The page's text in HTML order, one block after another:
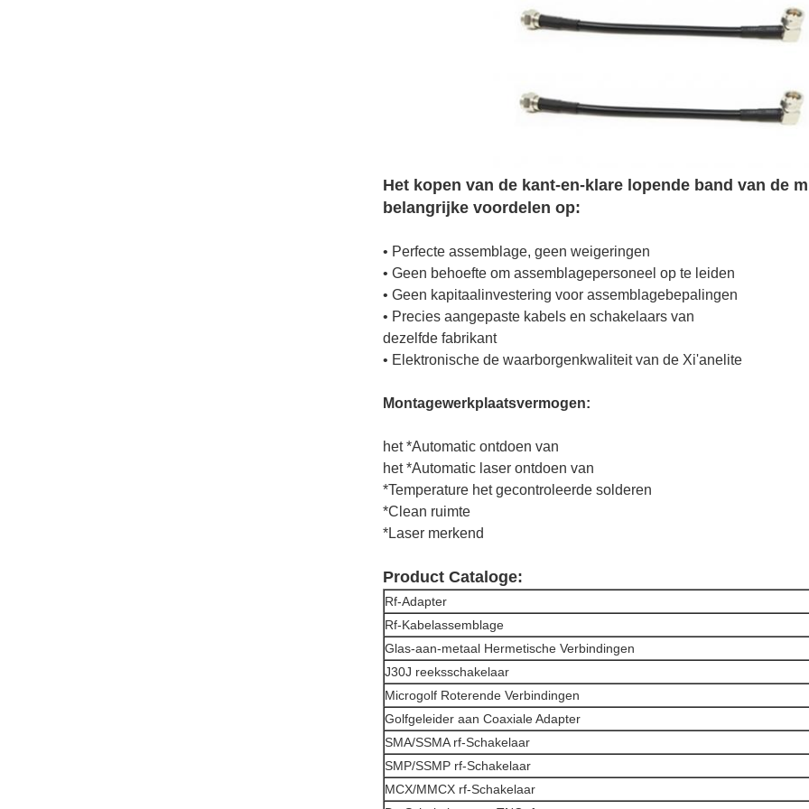
Het kopen van de kant-en-klare lopende band van de
belangrijke voordelen op:
• Perfecte assemblage, geen weigeringen
• Geen behoefte om assemblagepersoneel op te leiden
• Geen kapitaalinvestering voor assemblagebepalingen
• Precies aangepaste kabels en schakelaars van
dezelfde fabrikant
• Elektronische de waarborgenkwaliteit van de Xi'anelite
Montagewerkplaatsvermogen:
het *Automatic ontdoen van
het *Automatic laser ontdoen van
*Temperature het gecontroleerde solderen
*Clean ruimte
*Laser merkend
Product Cataloge:
Rf-Adapter
Rf-Kabelassemblage
Glas-aan-metaal Hermetische Verbindingen
J30J reeksschakelaar
Microgolf Roterende Verbindingen
Golfgeleider aan Coaxiale Adapter
SMA/SSMA rf-Schakelaar
SMP/SSMP rf-Schakelaar
MCX/MMCX rf-Schakelaar